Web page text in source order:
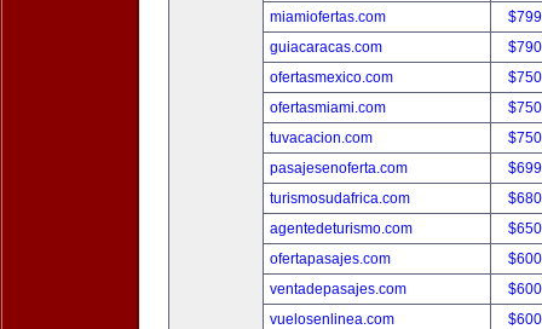
miamiofertas.com
guiacaracas.com
ofertasmexico.com
ofertasmiami.com
tuvacacion.com
pasajesenoferta.com
turismosudafrica.com
agentedeturismo.com
ofertapasajes.com
ventadepasajes.com
vuelosenlinea.com